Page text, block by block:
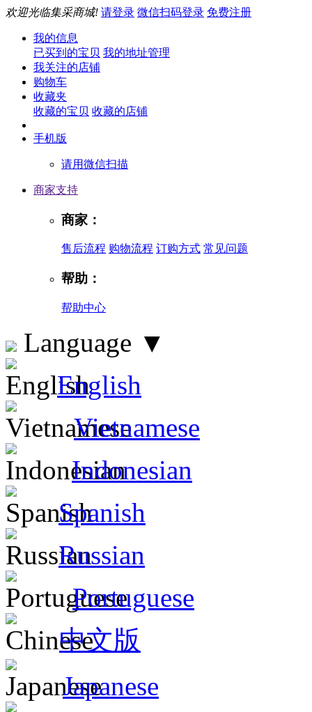
欢迎光临集采商城! 请登录 微信扫码登录 免费注册
我的信息
已买到的宝贝 我的地址管理
我关注的店铺
购物车
收藏夹
收藏的宝贝 收藏的店铺
手机版
请用微信扫描
商家支持
商家：
售后流程 购物流程 订购方式 常见问题
帮助：
帮助中心
Language ▼
English
Vietnamese
Indonesian
Spanish
Russian
Portuguese
中文版
Japanese